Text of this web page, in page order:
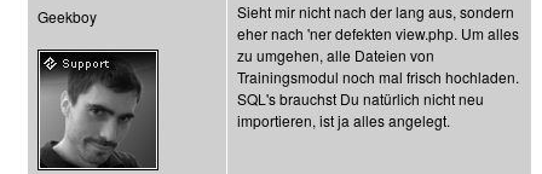
Geekboy
Sieht mir nicht nach der lang aus, sondern
eher nach 'ner defekten view.php. Um alles
zu umgehen, alle Dateien von
Trainingsmodul noch mal frisch hochladen.
SQL's brauchst Du natürlich nicht neu
importieren, ist ja alles angelegt.